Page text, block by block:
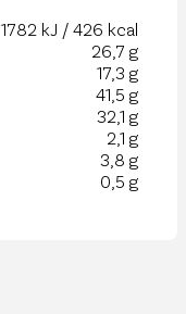
1782 kJ / 426 kcal
26,7 g
17,3 g
41,5 g
32,1 g
2,1 g
3,8 g
0,5 g